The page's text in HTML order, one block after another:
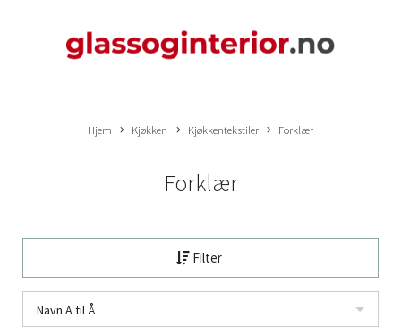
Hjem Kjøkken Kjøkkentekstiler Forklær
Forklær
Filter
Navn A til Å